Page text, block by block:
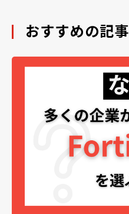
おすすめの記事